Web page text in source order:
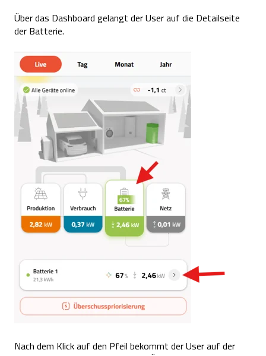
Über das Dashboard gelangt der User auf die Detailseite
der Batterie.
Nach dem Klick auf den Pfeil bekommt der User auf der